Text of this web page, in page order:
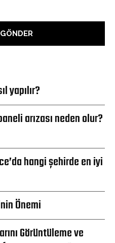
yapılır?
arızası neden olur?
hangi şehirde en iyi
Önemi
Görüntüleme ve